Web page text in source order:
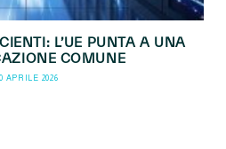
L’UE PUNTA A UNA
COMUNE
APRILE 2026